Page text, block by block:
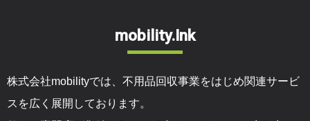
mobility.Ink
株式会社mobilityでは、不用品回収事業をはじめ関連サービ
スを広く展開しております。